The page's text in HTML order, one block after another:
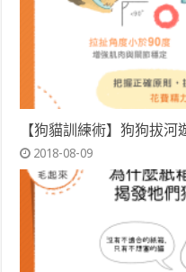
【狗貓訓練術】狗狗拔
2018-08-09